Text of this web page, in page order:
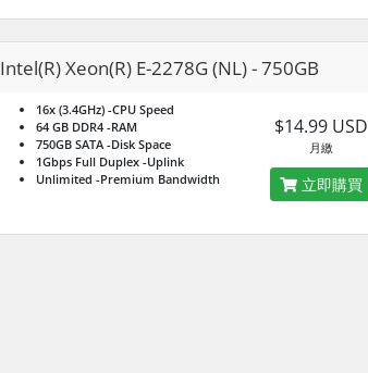
Intel(R) Xeon(R) E-2278G (NL) - 750GB
16x (3.4GHz) -CPU Speed
64 GB DDR4 -RAM
750GB SATA -Disk Space
1Gbps Full Duplex -Uplink
Unlimited -Premium Bandwidth
$14.99 USD
月繳
立即購買